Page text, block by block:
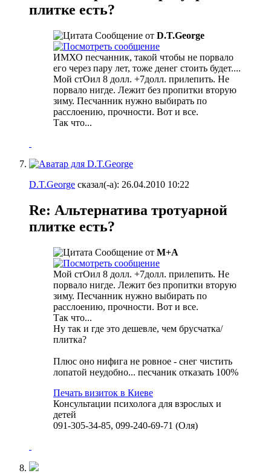
плитке есть?
Сообщение от D.T.George
ИМХО песчанник, такой чтобы не порвало
его через пару лет, тоже денег стоить будет....
Мой стОил 8 долл. +7долл. прилепить. Не
порвало нигде. Лежит без пропитки вторую
зиму. Песчанник нужно выбирать по
расслоению, прочности. Вот и все.
Так что...
D.T.George сказал(-а): 26.04.2010 10:22
Re: Альтернатива тротуарной
плитке есть?
Сообщение от М+А
Мой стОил 8 долл. +7долл. прилепить. Не
порвало нигде. Лежит без пропитки вторую
зиму. Песчанник нужно выбирать по
расслоению, прочности. Вот и все.
Так что...
Ну так и где это дешевле, чем брусчатка/
плитка?
Плюс оно нифига не ровное - снег чистить
лопатой неудобно... песчаник отказать 100%
Печать визиток в Киеве
Консультации психолога для взрослых и
детей
091-305-34-85, 099-240-69-71 (Оля)